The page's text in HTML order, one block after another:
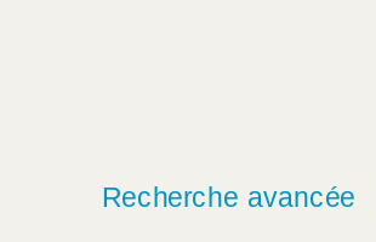
Recherche avancée